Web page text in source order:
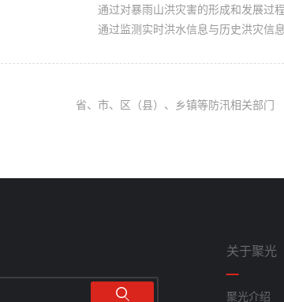
通过对暴雨山洪灾害的形成和发展过
通过监测实时洪水信息与历史洪灾信
省、市、区（县）、乡镇等防汛相关部门
关于聚光
聚光介绍